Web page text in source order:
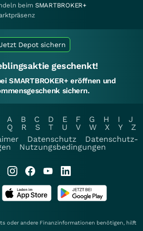
beim SMARTBROKER+
Depot sichern
geschenkt!
SMARTBROKER+ eröffnen und
sichern.
A B C D E F G H I
J
Q R S T U V W X Y
Z
Datenschutz
Datenschutz-
Nutzungsbedingungen
oder andere Finanzinformationen benötigen, hilft